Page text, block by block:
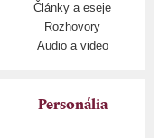
Články a eseje
Rozhovory
Audio a video
Personália